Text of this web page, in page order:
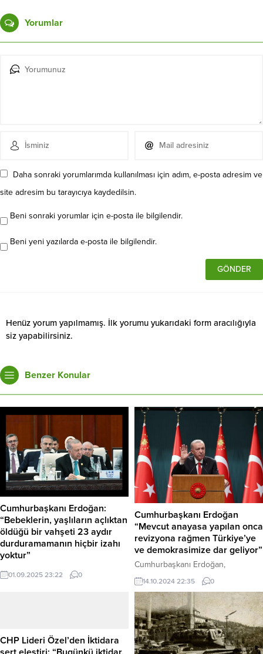
Yorumlar
Daha sonraki yorumlarımda kullanılması için adım, e-posta adresim ve
site adresim bu tarayıcıya kaydedilsin.
Beni sonraki yorumlar için e-posta ile bilgilendir.
Beni yeni yazılarda e-posta ile bilgilendir.
Henüz yorum yapılmamış. İlk yorumu yukarıdaki form aracılığıyla
siz yapabilirsiniz.
Benzer Konular
Cumhurbaşkanı Erdoğan:
“Bebeklerin, yaşlıların açlıktan
öldüğü bir vahşeti 23 aydır
durduramamanın hiçbir izahı
yoktur”
Cumhurbaşkanı Recep Tayyip
Erdoğan, Çin’in Tiencin kentinde
Oturumu”nda yaptığı konuşmada
“Uluslararası toplum çoğu çocuk,
01.09.2025 23:22 0
Cumhurbaşkanı Erdoğan
“Mevcut anayasa yapılan onca
revizyona rağmen Türkiye’ye
ve demokrasimize dar geliyor”
Cumhurbaşkanı Erdoğan,
Cumhurbaşkanlığı Kabinesi
Toplantısı’nın ardından yaptığı
açıklamada, “12 Eylül rejiminin silah
dipçiğiyle millete dayattığı mevcut
anayasamızın yapılan onca
revizyona rağmen Türkiye’ye ve
demokrasisine dar geldiğini
14.10.2024 22:35 0
CHP Lideri Özel’den İktidara